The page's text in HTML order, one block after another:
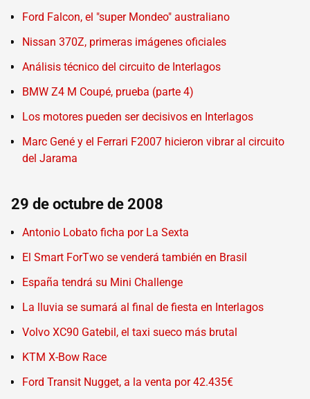
Ford Falcon, el "super Mondeo" australiano
Nissan 370Z, primeras imágenes oficiales
Análisis técnico del circuito de Interlagos
BMW Z4 M Coupé, prueba (parte 4)
Los motores pueden ser decisivos en Interlagos
Marc Gené y el Ferrari F2007 hicieron vibrar al circuito
del Jarama
29 de octubre de 2008
Antonio Lobato ficha por La Sexta
El Smart ForTwo se venderá también en Brasil
España tendrá su Mini Challenge
La lluvia se sumará al final de fiesta en Interlagos
Volvo XC90 Gatebil, el taxi sueco más brutal
KTM X-Bow Race
Ford Transit Nugget, a la venta por 42.435€